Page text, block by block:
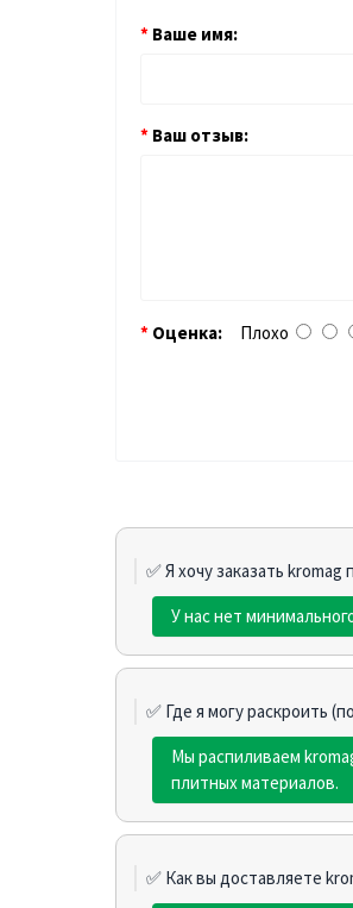
Ваше имя:
Ваш отзыв:
Оценка: Плохо
✅ Я хочу заказать
У нас нет
✅ Где я могу раскроить
Мы распиливаем
плитных материалов.
✅ Как вы доставляете